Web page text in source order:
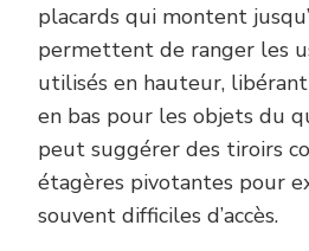
placards qui montent
permettent de ranger les
utilisés en hauteur,
en bas pour les objets du
peut suggérer des tiroirs
étagères pivotantes pour
souvent difficiles d’accès.